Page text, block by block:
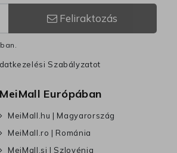
Feliraktozás
Szabályzatot
MeiMall Európában
MeiMall.hu | Magyarország
MeiMall.ro | Románia
MeiMall.si | Szlovénia